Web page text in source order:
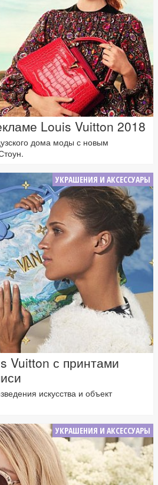
Louis Vuitton 2018
дома моды с новым
УКРАШЕНИЯ И АКСЕССУАРЫ
Vuitton с принтами
искусства и объект
УКРАШЕНИЯ И АКСЕССУАРЫ